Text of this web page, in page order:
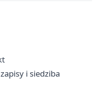
i siedziba